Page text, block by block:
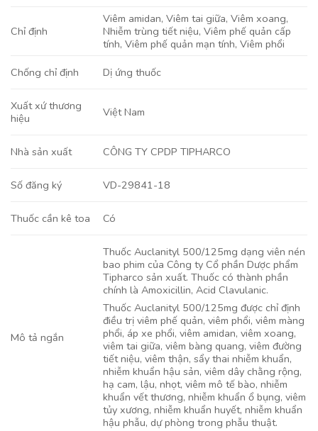
Chỉ định
Viêm amidan,Viêm tai giữa,Viêm xoang,
Nhiễm trùng tiết niệu,Viêm phế quản cấp
tính,Viêm phế quản mạn tính,Viêm phổi
Chống chỉ định Dị ứng thuốc
Xuất xứ thương
hiệu
Việt Nam
Nhà sản xuất CÔNG TY CPDP TIPHARCO
Số đăng ký VD-29841-18
Thuốc cần kê toa Có
Mô tả ngắn
Thuốc Auclanityl 500/125mg dạng viên nén
bao phim của Công ty Cổ phần Dược phẩm
Tipharco sản xuất. Thuốc có thành phần
chính là Amoxicillin, Acid Clavulanic.
Thuốc Auclanityl 500/125mg được chỉ định
điều trị viêm phế quản, viêm phổi, viêm màng
phổi, áp xe phổi, viêm amidan, viêm xoang,
viêm tai giữa, viêm bàng quang, viêm đường
tiết niệu, viêm thận, sẩy thai nhiễm khuẩn,
nhiễm khuẩn hậu sản, viêm dây chằng rộng,
hạ cam, lậu, nhọt, viêm mô tế bào, nhiễm
khuẩn vết thương, nhiễm khuẩn ổ bụng, viêm
tủy xương, nhiễm khuẩn huyết, nhiễm khuẩn
hậu phẫu, dự phòng trong phẫu thuật.